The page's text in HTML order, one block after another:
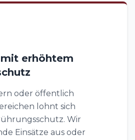
erhöhtem
oder öffentlich
lohnt sich
Wir
Einsätze aus oder